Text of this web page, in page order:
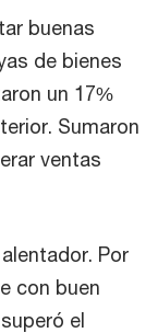
buenas
de bienes
un 17%
Sumaron
ventas
Por
con buen
el